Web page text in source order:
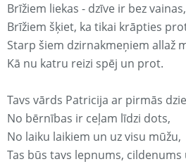
Brīžiem liekas - dzīve ir bez vainas,
Brīžiem šķiet, ka tikai krāpties
Starp šiem dzirnakmeņiem allaž
Kā nu katru reizi spēj un prot.
Tavs vārds Patricija ar pirmās
No bērnības ir ceļam līdzi dots,
No laiku laikiem un uz visu mūžu,
Tas būs tavs lepnums, cildenums